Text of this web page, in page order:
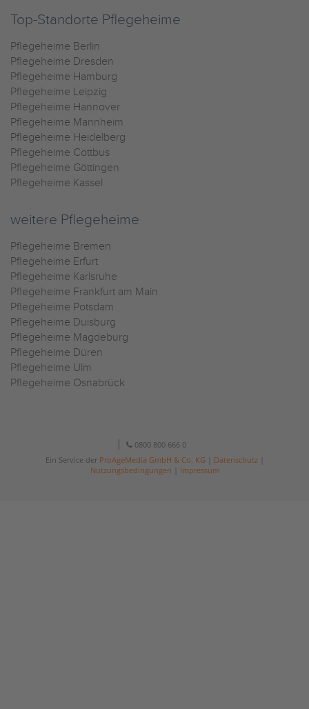
Top-Standorte Pflegeheime
Pflegeheime Berlin
Pflegeheime Dresden
Pflegeheime Hamburg
Pflegeheime Leipzig
Pflegeheime Hannover
Pflegeheime Mannheim
Pflegeheime Heidelberg
Pflegeheime Cottbus
Pflegeheime Göttingen
Pflegeheime Kassel
weitere Pflegeheime
Pflegeheime Bremen
Pflegeheime Erfurt
Pflegeheime Karlsruhe
Pflegeheime Frankfurt am Main
Pflegeheime Potsdam
Pflegeheime Duisburg
Pflegeheime Magdeburg
Pflegeheime Düren
Pflegeheime Ulm
Pflegeheime Osnabrück
0800 800 666 0
Ein Service der ProAgeMedia GmbH & Co. KG Datenschutz|
Nutzungsbedingungen
Impressum